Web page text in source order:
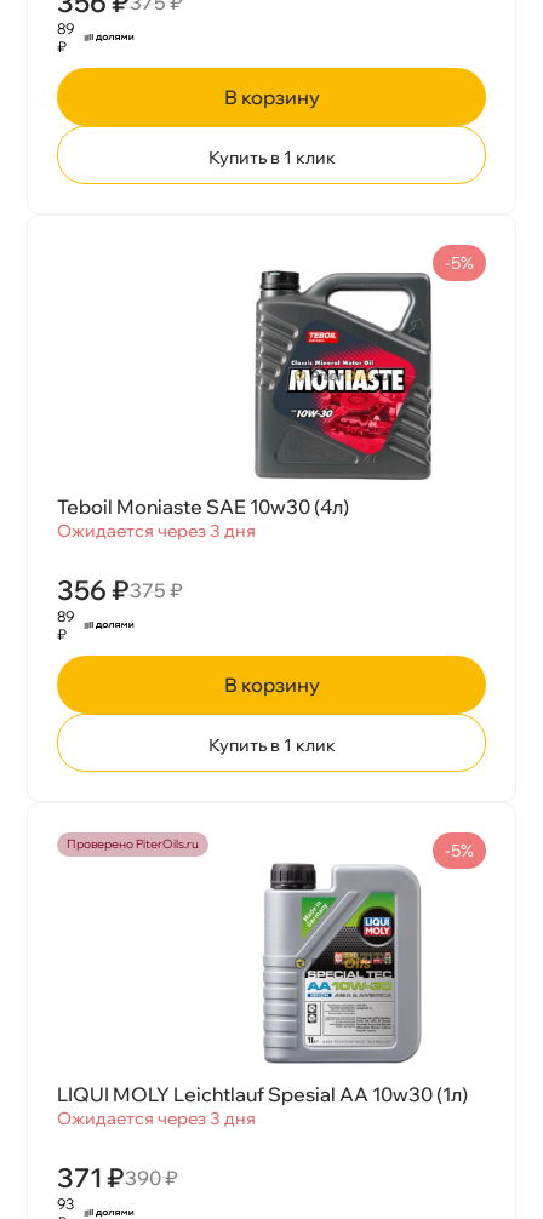
89
₽
корзину
Купить в 1 клик
Teboil Moniaste SAE 10w30 (4л)
Ожидается через 3 дня
356 ₽375 ₽
-5%
89
₽
корзину
Купить в 1 клик
Проверено PiterOils.ru
LIQUI MOLY Leichtlauf Spesial AA 10w30 (1л)
Ожидается через 3 дня
371 ₽390 ₽
-5%
93